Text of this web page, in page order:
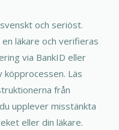
och seriöst.
läkare och verifieras
via BankID eller
köpprocessen. Läs
från
upplever misstänkta
eller din läkare.